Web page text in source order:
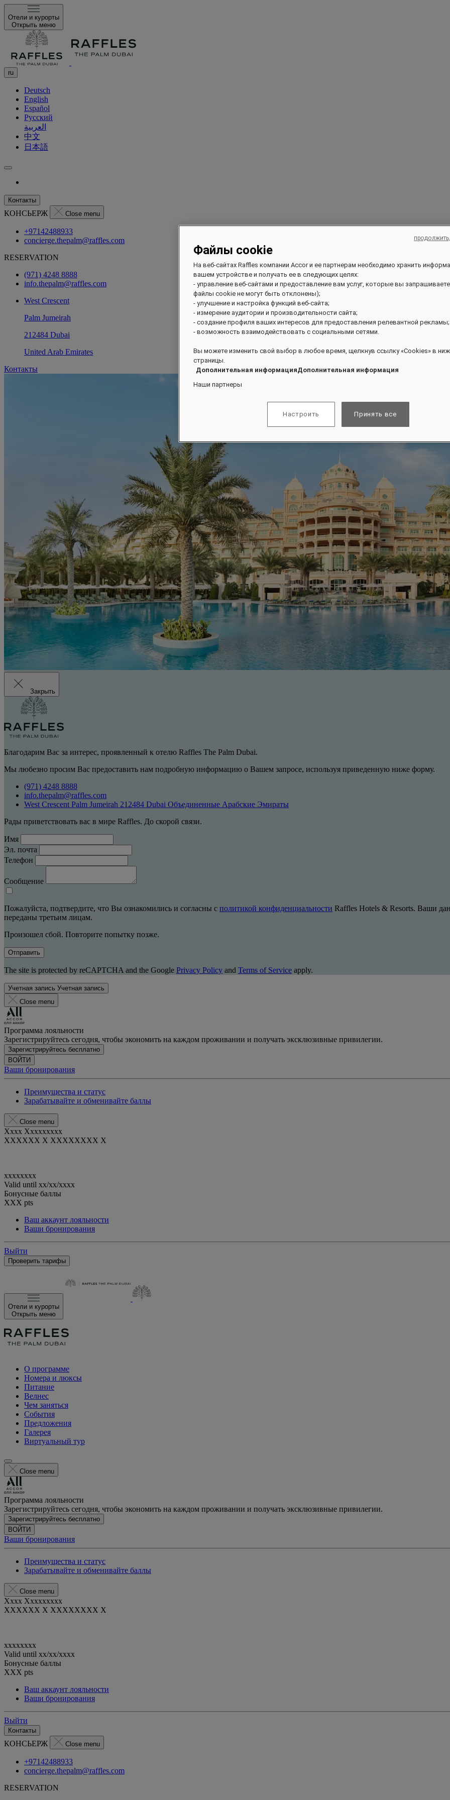
Отели и курорты
Открыть меню
ru
Deutsch
English
Español
Русский
العربية
中文
日本語
Контакты
КОНСЬЕРЖ Close menu
+97142488933
concierge.thepalm@raffles.com
RESERVATION
(971) 4248 8888
info.thepalm@raffles.com
West Crescent
Palm Jumeirah
212484 Dubai
United Arab Emirates
Контакты
Закрыть
Благодарим Вас за интерес, проявленный к отелю Raffles The Palm Dubai.
Мы любезно просим Вас предоставить нам подробную информацию о Вашем запросе, используя приведенную ниже форму.
(971) 4248 8888
info.thepalm@raffles.com
West Crescent Palm Jumeirah 212484 Dubai Объединенные Арабские Эмираты
Рады приветствовать вас в мире Raffles. До скорой связи.
Имя
Эл. почта
Телефон
Сообщение
Пожалуйста, подтвердите, что Вы ознакомились и согласны с политикой конфиденциальности Raffles Hotels & Resorts. Ваши
переданы третьим лицам.
Произошел сбой. Повторите попытку позже.
Отправить
The site is protected by reCAPTCHA and the Google Privacy Policy and Terms of Service apply.
Учетная запись Учетная запись
Close menu
Программа лояльности
Зарегистрируйтесь сегодня, чтобы экономить на каждом проживании и получать эксклюзивные привилегии.
Зарегистрируйтесь бесплатно
ВОЙТИ
Ваши бронирования
Преимущества и статус
Зарабатывайте и обменивайте баллы
Close menu
Xxxx Xxxxxxxxx
XXXXXX X XXXXXXXX X
xxxxxxxx
Valid until xx/xx/xxxx
Бонусные баллы
XXX pts
Ваш аккаунт лояльности
Ваши бронирования
Выйти
Проверить тарифы
Отели и курорты
Открыть меню
О программе
Номера и люксы
Питание
Велнес
Чем заняться
События
Предложения
Галерея
Виртуальный тур
Close menu
Программа лояльности
Зарегистрируйтесь сегодня, чтобы экономить на каждом проживании и получать эксклюзивные привилегии.
Зарегистрируйтесь бесплатно
ВОЙТИ
Ваши бронирования
Преимущества и статус
Зарабатывайте и обменивайте баллы
Close menu
Xxxx Xxxxxxxxx
XXXXXX X XXXXXXXX X
xxxxxxxx
Valid until xx/xx/xxxx
Бонусные баллы
XXX pts
Ваш аккаунт лояльности
Ваши бронирования
Выйти
Контакты
КОНСЬЕРЖ Close menu
+97142488933
concierge.thepalm@raffles.com
RESERVATION
Файлы cookie
На веб-сайтах Raffles компании Accor и ее партнерам необходимо хранить
вашем устройстве и получать ее в следующих целях:
- управление веб-сайтами и предоставление вам услуг, которые вы
файлы cookie не могут быть отклонены);
- улучшение и настройка функций веб-сайта;
- измерение аудитории и производительности сайта;
- создание профиля ваших интересов для предоставления релевантной рекламы;
- возможность взаимодействовать с социальными сетями.
Вы можете изменить свой выбор в любое время, щелкнув ссылку «Cookies» в
страницы.
Дополнительная информацияДополнительная информация
Наши партнеры
Настроить Принять все